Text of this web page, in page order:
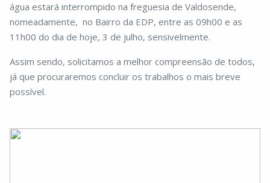
água estará interrompido na freguesia de Valdosende,
nomeadamente, no Bairro da EDP, entre as 09h00 e as
11h00 do dia de hoje, 3 de julho, sensivelmente.
Assim sendo, solicitamos a melhor compreensão de todos,
já que procuraremos concluir os trabalhos o mais breve
possível.